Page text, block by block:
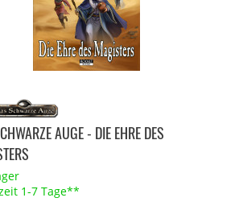
AUGE - DIE EHRE DES
1-7 Tage**